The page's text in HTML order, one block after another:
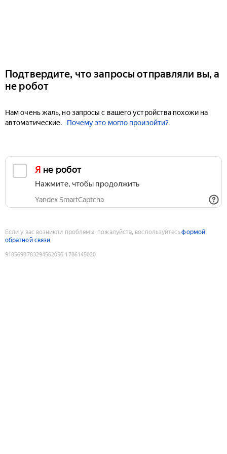
Подтвердите, что запросы отправляли вы, а
не робот
Нам очень жаль, но запросы с вашего устройства похожи на
автоматические.
Почему это могло произойти?
Я не робот
Нажмите, чтобы продолжить
Yandex SmartCaptcha
Если у вас возникли проблемы, пожалуйста, воспользуйтесьформой
обратной связи
9185698783294562056:1786145020